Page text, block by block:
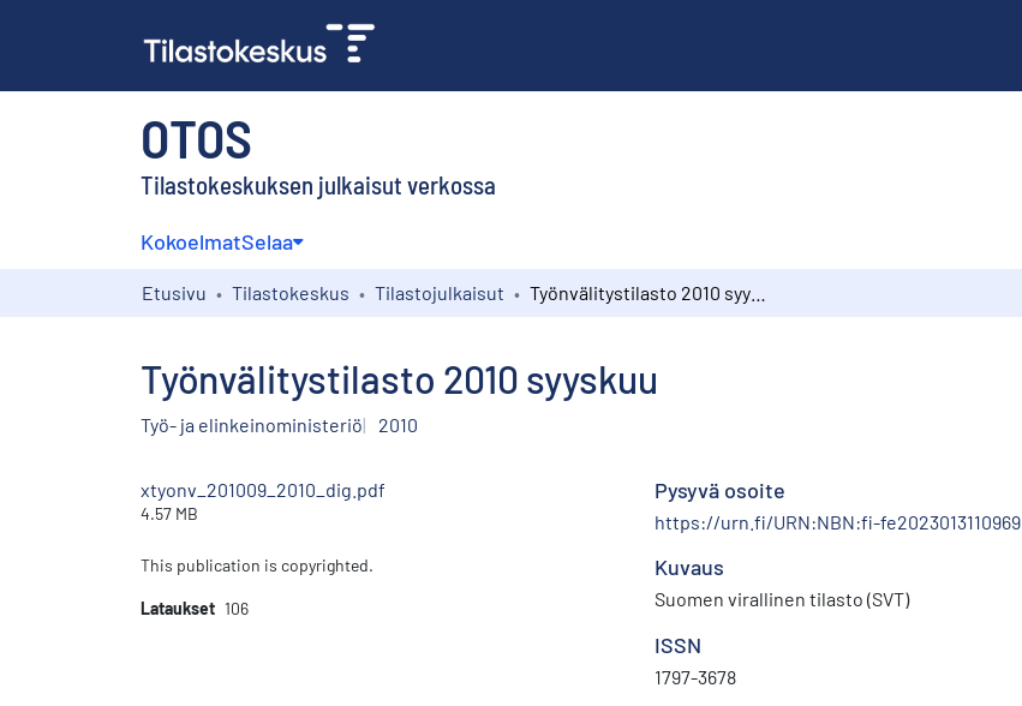
OTOS
Tilastokeskuksen julkaisut verkossa
KokoelmatSelaa
Etusivu Tilastokeskus Tilastojulkaisut
Työnvälitystilasto 2010 syyskuu
Työ- ja elinkeinoministeriö 2010
xtyonv_201009_2010_dig.pdf
4.57 MB
This publication is copyrighted.
Lataukset 106
Pysyvä osoite
https://urn.fi/URN:NBN:fi-fe2023013110969
Kuvaus
Suomen virallinen tilasto (SVT)
ISSN
1797-3678